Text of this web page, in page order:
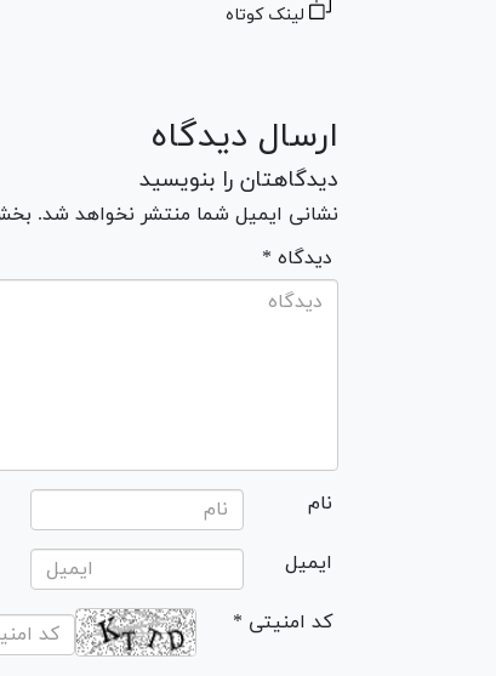
لینک کوتاه
ارسال دیدگاه
دیدگاهتان را بنویسید
نشانی ایمیل شما منتشر نخواهد شد.
* دیدگاه
نام
ایمیل
* کد امنیتی